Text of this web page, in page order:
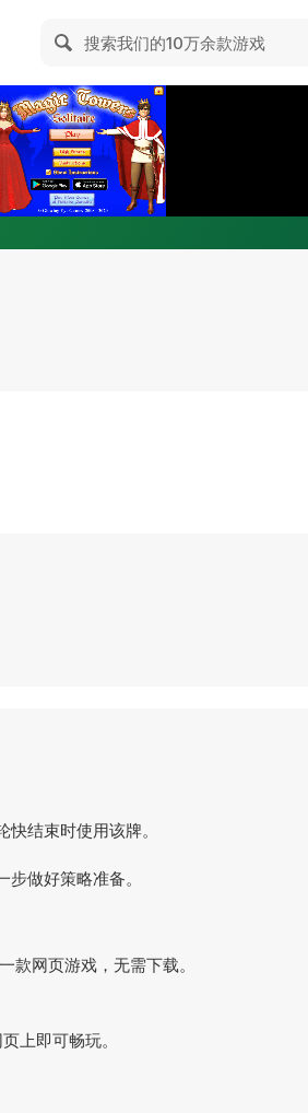
结束时使用该牌。
做好策略准备。
网页游戏，无需下载。
上即可畅玩。